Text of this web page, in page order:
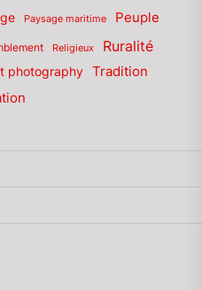
Paysage maritime Peuple
Religieux Ruralité
photography Tradition